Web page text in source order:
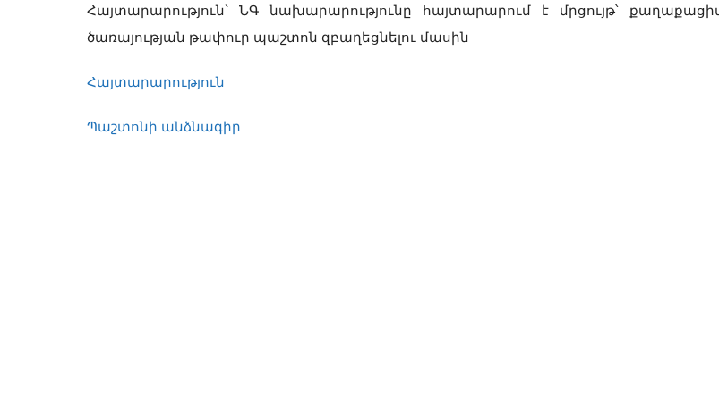
Հայտարարություն` ՆԳ նախարարությունը հայտարարում է մրցույթ՝
ծառայության թափուր պաշտոն զբաղեցնելու մասին
Հայտարարություն
Պաշտոնի անձնագիր